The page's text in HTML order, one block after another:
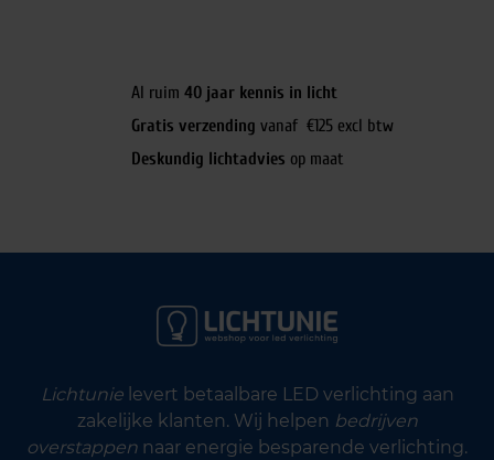
Al ruim 40 jaar kennis in licht
Gratis verzending vanaf €125 excl btw
Deskundig lichtadvies op maat
Lichtunielevert betaalbare LED verlichting aan
zakelijke klanten. Wij helpen bedrijven
overstappen naar energie besparende verlichting.